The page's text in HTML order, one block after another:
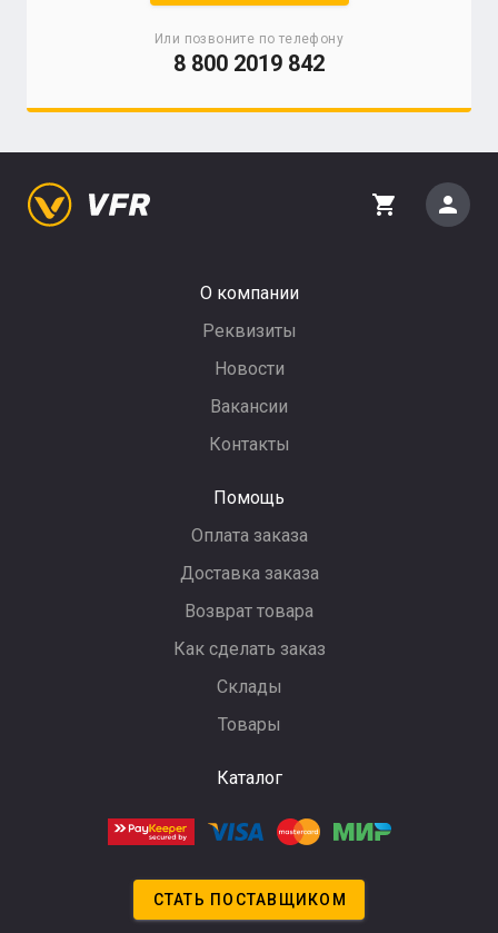
Или позвоните по телефону
8 800 2019 842
О компании
Реквизиты
Новости
Вакансии
Контакты
Помощь
Оплата заказа
Доставка заказа
Возврат товара
Как сделать заказ
Склады
Товары
Каталог
shopping_cart person
СТАТЬ ПОСТАВЩИКОМ